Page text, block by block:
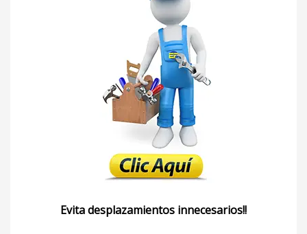
Evita desplazamientos innecesarios!!